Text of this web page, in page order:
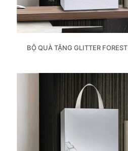
BỘ QUÀ TẶNG GLITTER FOREST